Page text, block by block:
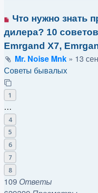
Что нужно знать
дилера? 10
Emrgand X7,
Mr. Noise Mnk » 13
Советы бывалых
1
…
4
5
6
7
8
109 Ответы